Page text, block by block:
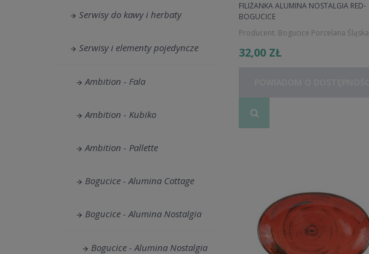
Serwisy do kawy i herbaty
Serwisy i elementy pojedyncze
Ambition - Fala
Ambition - Kubiko
Ambition - Pallette
Bogucice - Alumina Cottage
Bogucice - Alumina Nostalgia
Bogucice - Alumina Nostalgia
FILIŻANKA ALUMINA NOSTALGIA RED-
BOGUCICE
Producent: Bogucice Porcelana Śląska
32,00 ZŁ